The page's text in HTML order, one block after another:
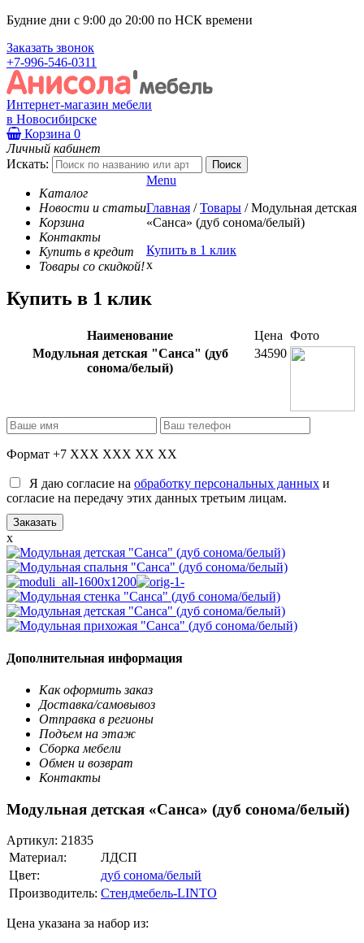
Будние дни с 9:00 до 20:00 по НСК времени
Заказать звонок
+7-996-546-0311
Интернет-магазин мебели
в Новосибирске
Корзина 0
Личный кабинет
Искать:
Каталог
Новости и статьи
Корзина
Контакты
Купить в кредит
Товары со скидкой!
Menu
Главная / Товары / Модульная детская
«Санса» (дуб сонома/белый)
Купить в 1 клик
x
Купить в 1 клик
Наименование Цена Фото
Модульная детская "Санса" (дуб
сонома/белый)
34590
Формат +7 XXX XXX XX XX
Я даю согласие на обработку персональных данных и
согласие на передачу этих данных третьим лицам.
x
Дополнительная информация
Как оформить заказ
Доставка/самовывоз
Отправка в регионы
Подъем на этаж
Сборка мебели
Обмен и возврат
Контакты
Модульная детская «Санса» (дуб сонома/белый)
Артикул: 21835
Материал:
ЛДСП
Цвет:
дуб сонома/белый
Производитель: Стендмебель-LINTO
Цена указана за набор из: